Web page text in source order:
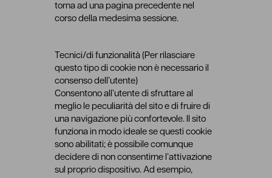
torna ad una pagina precedente nel
corso della medesima sessione.
Tecnici/di funzionalità (Per rilasciare
questo tipo di cookie non è necessario il
consenso dell’utente)
Consentono all’utente di sfruttare al
meglio le peculiarità del sito e di fruire di
una navigazione più confortevole. Il sito
funziona in modo ideale se questi cookie
sono abilitati; è possibile comunque
decidere di non consentirne l’attivazione
sul proprio dispositivo. Ad esempio,